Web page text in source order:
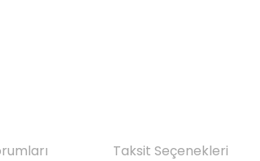
Taksit Seçenekleri